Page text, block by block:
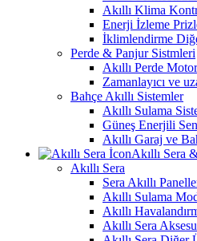
Akıllı Klima
Enerji İzleme
İklimlendirme
Perde & Panjur Sistmleri
Akıllı Perde
Zamanlayıcı ve
Bahçe Akıllı Sistemler
Akıllı Sulama
Güneş Enerjili
Akıllı Garaj ve
Akıllı Sera
Akıllı Sera
Sera Akıllı
Akıllı Sulama
Akıllı
Akıllı Sera